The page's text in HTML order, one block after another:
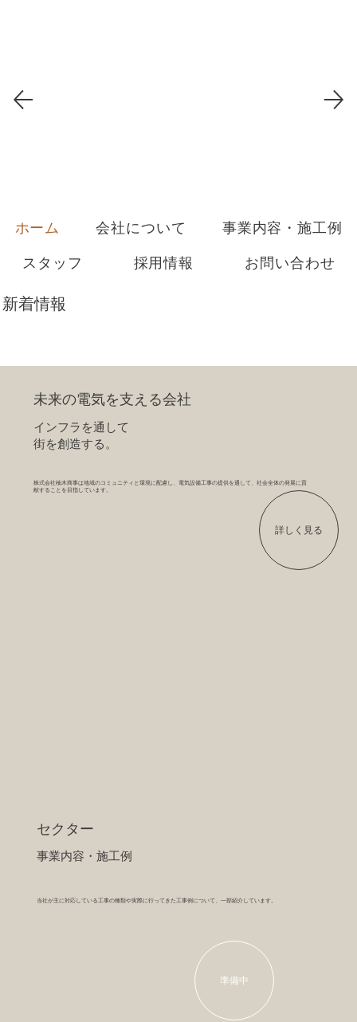
ホーム 会社について
事業内容・施工例
スタッフ
採用情報 お問い合わせ
未来の電気を支える会社
インフラを通して
​街を創造する。
株式会社柚木商事は地域のコミュニティと環境に配慮し、電気設備工事の提供を通して、社会全体の発展に貢
献することを目指しています。
詳しく見る
セクター
​事業内容・施工例
当社が主に対応している工事の種類や実際に行ってきた工事例について、一部紹介しています。
準備中
新着情報